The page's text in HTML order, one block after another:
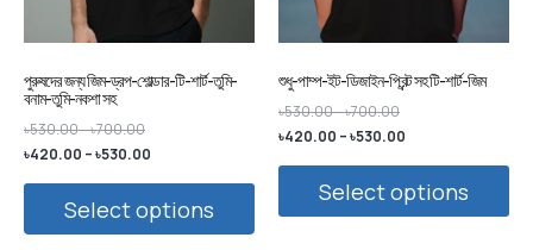
পুরুষদের জন্য জিম-ড্রপ-শোল্ডার-টি-শার্ট-তুমি-
বনাম-তুমি-নকশা সহ
৳530.00–৳700.00
৳420.00 –৳530.00
Select options
শুধু-পাম্প-ইট-ডিজাইন-প্রিন্ট সহ টি-শার্ট-জিম
৳530.00–৳700.00
৳420.00 –৳530.00
Select options